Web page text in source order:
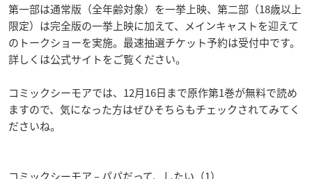
第一部は通常版（全年齢対象）を一挙上映、第二部（18歳以上
限定）は完全版の一挙上映に加えて、メインキャストを迎えて
のトークショーを実施。最速抽選チケット予約は受付中です。
詳しくは公式サイトをご覧ください。
コミックシーモアでは、12月16日まで原作第1巻が無料で読め
ますので、気になった方はぜひそちらもチェックされてみてく
ださいね。